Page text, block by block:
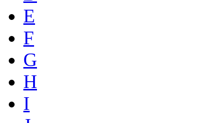
E
F
G
H
I